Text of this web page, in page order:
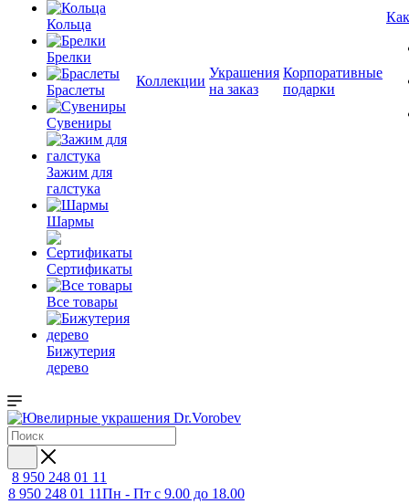
Кольца
Брелки
Браслеты
Сувениры
Зажим для
галстука
Шармы
Сертификаты
Все товары
Бижутерия
дерево
Коллекции
Украшения
на заказ
Корпоративные
подарки
8 950 248 01 11
8 950 248 01 11Пн - Пт с 9.00 до 18.00